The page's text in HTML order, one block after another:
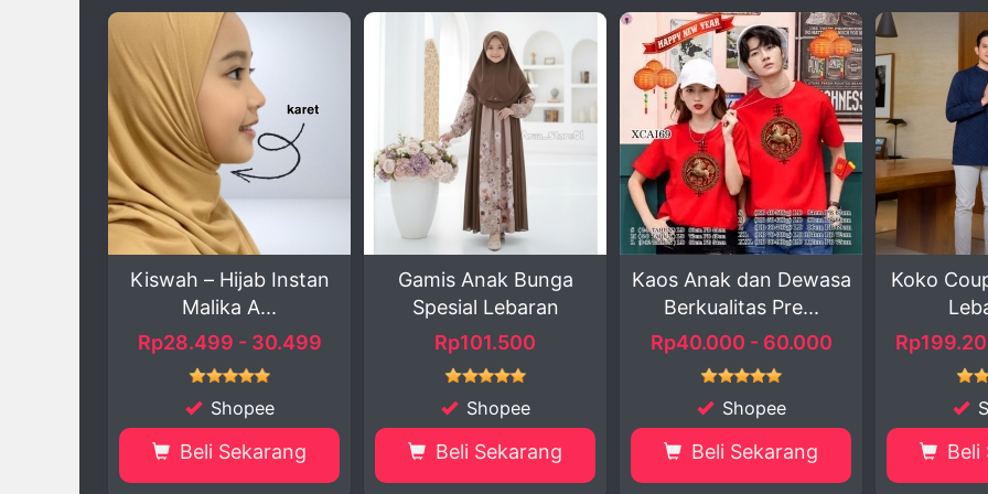
Gamis Anak Bunga
Spesial Lebaran
Rp101.500
Shopee
Beli Sekarang
Kaos Anak dan Dewasa
Berkualitas Pre...
Rp40.000 - 60.000
Shopee
Beli Sekarang
Koko Couple Shakeel –
Lebaran ...
Rp199.200 - 299.000
Shopee
Beli Sekarang
Hijab